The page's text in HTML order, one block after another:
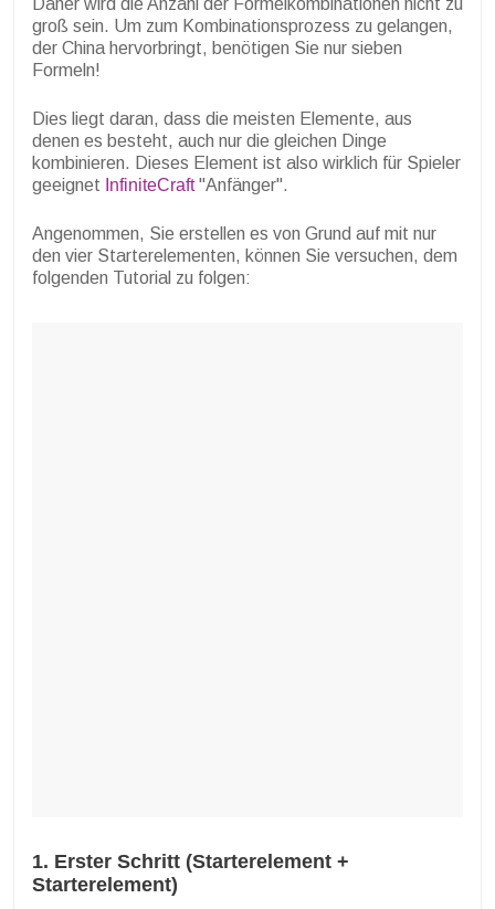
Daher wird die Anzahl der Formelkombinationen nicht zu
groß sein. Um zum Kombinationsprozess zu gelangen,
der China hervorbringt, benötigen Sie nur sieben
Formeln!
Dies liegt daran, dass die meisten Elemente, aus
denen es besteht, auch nur die gleichen Dinge
kombinieren. Dieses Element ist also wirklich für Spieler
geeignet InfiniteCraft"Anfänger".
Angenommen, Sie erstellen es von Grund auf mit nur
den vier Starterelementen, können Sie versuchen, dem
folgenden Tutorial zu folgen:
1. Erster Schritt (Starterelement +
Starterelement)